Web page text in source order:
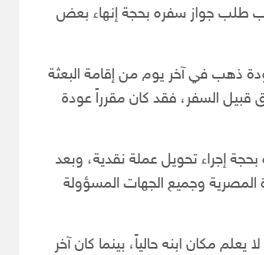
طلب جواز سفره بحجة إنهاء بعض
ذهب في آخر يوم من إقامة البعثة
السفر، فقد كان مقرراً عودة
إجراء تحويل عملة نقدية، وبعد
المصرية وجميع الجهات المسؤولة
مكان ابنه حالياً، بينما كان آخر